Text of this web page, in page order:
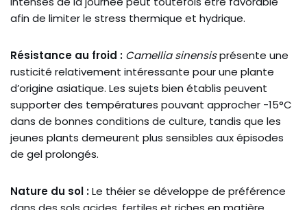
afin de limiter le stress thermique et hydrique.
Résistance au froid : Camellia sinensisprésente une
rusticité relativement intéressante pour une plante
d’origine asiatique. Les sujets bien établis peuvent
supporter des températures pouvant approcher -15°C
dans de bonnes conditions de culture, tandis que les
jeunes plants demeurent plus sensibles aux épisodes
de gel prolongés.
Nature du sol :Le théier se développe de préférence